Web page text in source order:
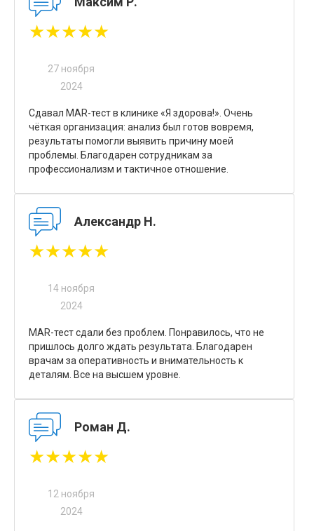
★★★★★
27 ноября
2024
Сдавал MAR-тест в клинике «Я здорова!». Очень
чёткая организация: анализ был готов вовремя,
результаты помогли выявить причину моей
проблемы. Благодарен сотрудникам за
профессионализм и тактичное отношение.
Александр Н.
★★★★★
14 ноября
2024
MAR-тест сдали без проблем. Понравилось, что не
пришлось долго ждать результата. Благодарен
врачам за оперативность и внимательность к
деталям. Все на высшем уровне.
Роман Д.
★★★★★
12 ноября
2024